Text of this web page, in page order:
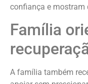
confiança e mostram
Família
A família também